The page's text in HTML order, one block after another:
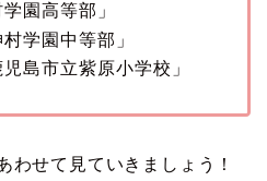
園高等部」
学園中等部」
島市立紫原小学校」
わせて見ていきましょう！